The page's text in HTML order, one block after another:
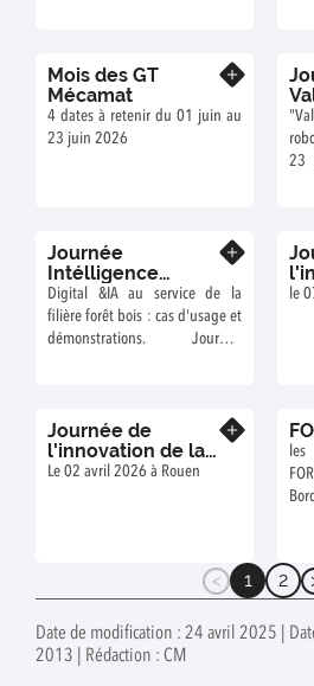
9 juin 2026 à l’ENS Paris-Saclay
(Gif-sur-Yvette).
Mois des GT
Mécamat
4 dates à retenir du 01 juin au
23 juin 2026
23
Journée
Intélligence
Artificielle
Digital &IA au service de la
filière forêt bois : cas d'usage et
démonstrations. Journée
le
Journée de
l'innovation de la
filière Bois
Le 02 avril 2026 à Rouen
1 2
Date de modification : 24 avril 2025 |
2013 | Rédaction : CM